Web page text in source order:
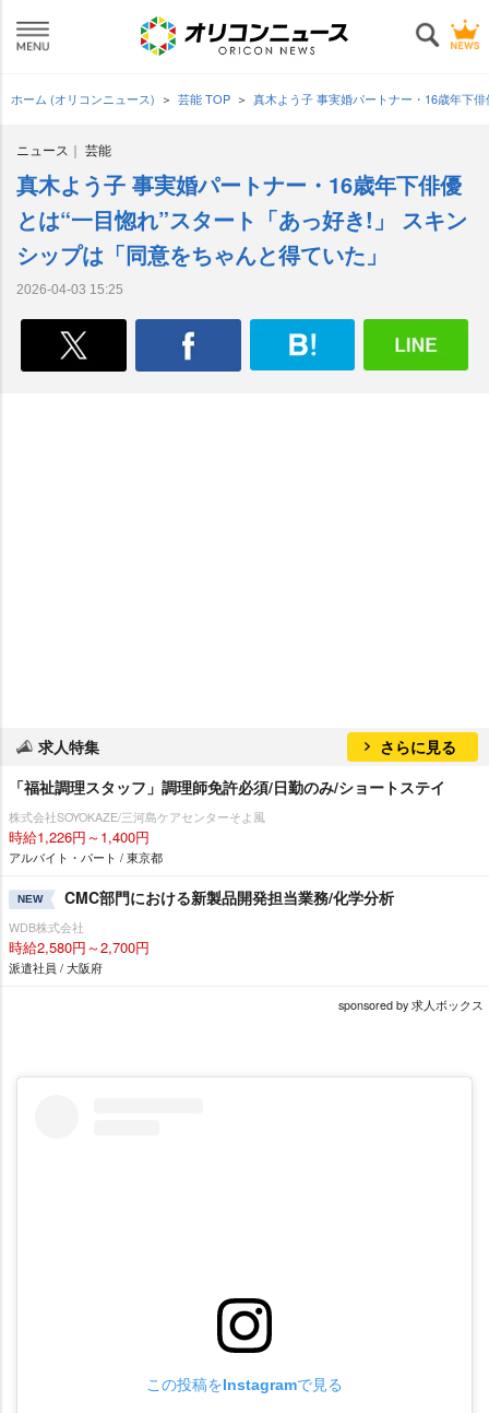
ホーム (オリコンニュース) 芸能 TOP 真木よう子 事実婚パートナー・16歳年下
ニュース 芸能
真木よう子 事実婚パートナー・16歳年下俳優
とは“一目惚れ”スタート「あっ好き!」 スキン
シップは「同意をちゃんと得ていた」
2026-04-03 15:25
求人特集
さらに見る
「福祉調理スタッフ」調理師免許必須/日勤のみ/ショートステイ
株式会社SOYOKAZE/三河島ケアセンターそよ風
時給1,226円～1,400円
アルバイト・パート / 東京都
NEW CMC部門における新製品開発担当業務/化学分析
WDB株式会社
時給2,580円～2,700円
派遣社員 / 大阪府
sponsored by 求人ボックス
この投稿をInstagramで見る